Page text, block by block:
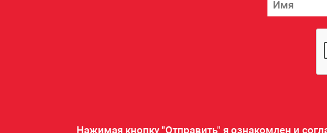
Нажимая кнопку "Отправить" я ознакомлен и